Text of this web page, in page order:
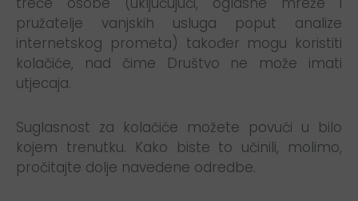
pružatelje vanjskih usluga poput analize
internetskog prometa) također mogu koristiti
kolačiće, nad čime Društvo ne može imati
utjecaja.
Suglasnost za kolačiće možete povući u bilo
kojem trenutku. Kako biste to učinili, molimo,
pročitajte dolje navedene odredbe.